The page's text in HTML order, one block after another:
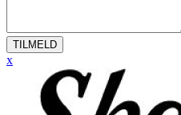
TILMELD
x